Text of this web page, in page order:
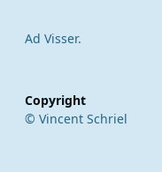
Ad Visser.
Copyright
© Vincent Schriel